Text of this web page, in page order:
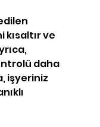
ve
daha
işyeriniz